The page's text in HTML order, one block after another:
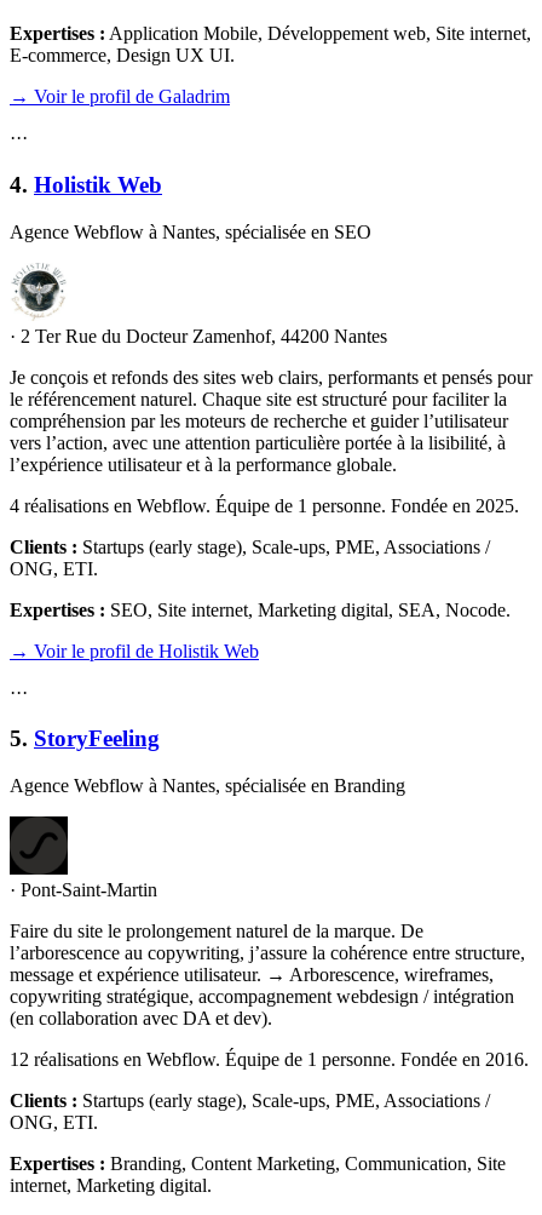
Expertises : Application Mobile, Développement web, Site internet,
E-commerce, Design UX UI.
→ Voir le profil de Galadrim
···
4. Holistik Web
Agence Webflow à Nantes, spécialisée en SEO
· 2 Ter Rue du Docteur Zamenhof, 44200 Nantes
Je conçois et refonds des sites web clairs, performants et pensés pour
le référencement naturel. Chaque site est structuré pour faciliter la
compréhension par les moteurs de recherche et guider l’utilisateur
vers l’action, avec une attention particulière portée à la lisibilité, à
l’expérience utilisateur et à la performance globale.
4 réalisations en Webflow. Équipe de 1 personne. Fondée en 2025.
Clients : Startups (early stage), Scale-ups, PME, Associations /
ONG, ETI.
Expertises : SEO, Site internet, Marketing digital, SEA, Nocode.
→ Voir le profil de Holistik Web
···
5. StoryFeeling
Agence Webflow à Nantes, spécialisée en Branding
· Pont-Saint-Martin
Faire du site le prolongement naturel de la marque. De
l’arborescence au copywriting, j’assure la cohérence entre structure,
message et expérience utilisateur. → Arborescence, wireframes,
copywriting stratégique, accompagnement webdesign / intégration
(en collaboration avec DA et dev).
12 réalisations en Webflow. Équipe de 1 personne. Fondée en 2016.
Clients : Startups (early stage), Scale-ups, PME, Associations /
ONG, ETI.
Expertises : Branding, Content Marketing, Communication, Site
internet, Marketing digital.